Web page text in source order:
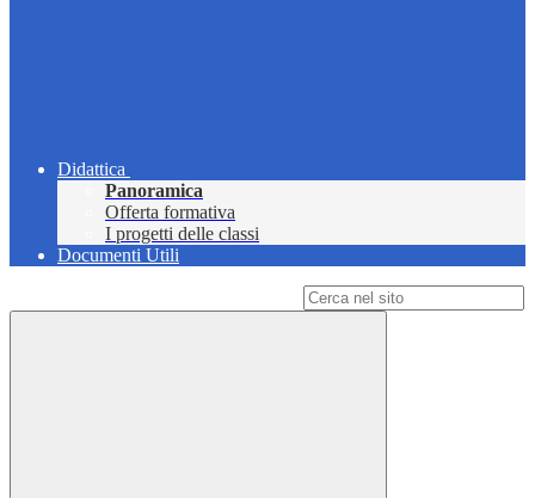
Didattica
Panoramica
Offerta formativa
I progetti delle classi
Documenti Utili